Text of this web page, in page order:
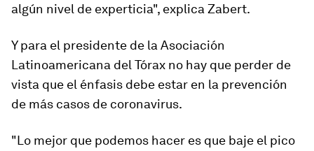
algún nivel de experticia", explica Zabert.
Y para el presidente de la Asociación
Latinoamericana del Tórax no hay que perder de
vista que el énfasis debe estar en la prevención
de más casos de coronavirus.
"Lo mejor que podemos hacer es que baje el pico